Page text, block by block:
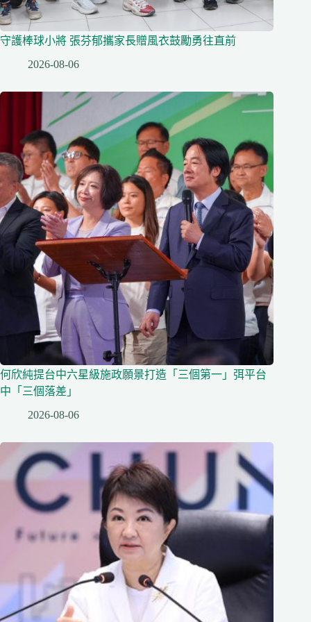
守護棒球小將 張芬郁攜家長贈風衣鼓勵勇往直前
2026-08-06
何欣純提台中六星級施政願景打造「三個第一」弭平台
中「三個落差」
2026-08-06